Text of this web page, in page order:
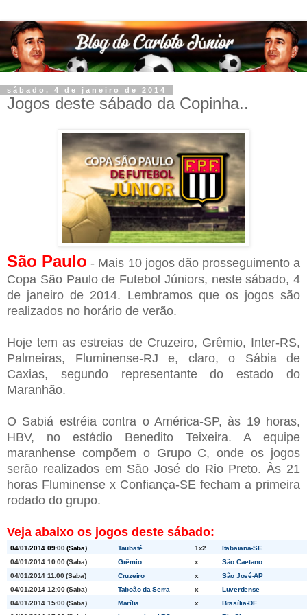
sábado, 4 de janeiro de 2014
Jogos deste sábado da Copinha..
São Paulo - Mais 10 jogos dão prosseguimento a
Copa São Paulo de Futebol Júniors, neste sábado, 4
de janeiro de 2014. Lembramos que os jogos são
realizados no horário de verão.
Hoje tem as estreias de Cruzeiro, Grêmio, Inter-RS,
Palmeiras, Fluminense-RJ e, claro, o Sábia de
Caxias, segundo representante do estado do
Maranhão.
O Sabiá estréia contra o América-SP, às 19 horas,
HBV, no estádio Benedito Teixeira. A equipe
maranhense compõem o Grupo C, onde os jogos
serão realizados em São José do Rio Preto. Às 21
horas Fluminense x Confiança-SE fecham a primeira
rodado do grupo.
Veja abaixo os jogos deste sábado:
04/01/2014 09:00 (Saba) Taubaté 1x2
Itabaiana-SE
04/01/2014 10:00 (Saba)
Grêmio x
São Caetano
04/01/2014 11:00 (Saba)
Cruzeiro x
São José-AP
04/01/2014 12:00 (Saba)
Taboão da Serra x
Luverdense
04/01/2014 15:00 (Saba)
Marília x
Brasília-DF